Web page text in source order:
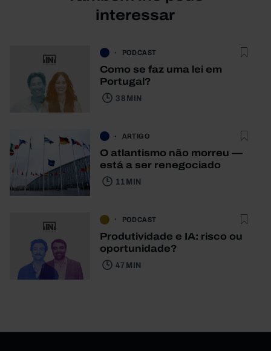
interessar
PODCAST
Como se faz uma lei em
Portugal?
38 MIN
ARTIGO
O atlantismo não morreu —
está a ser renegociado
11 MIN
PODCAST
Produtividade e IA: risco ou
oportunidade?
47 MIN